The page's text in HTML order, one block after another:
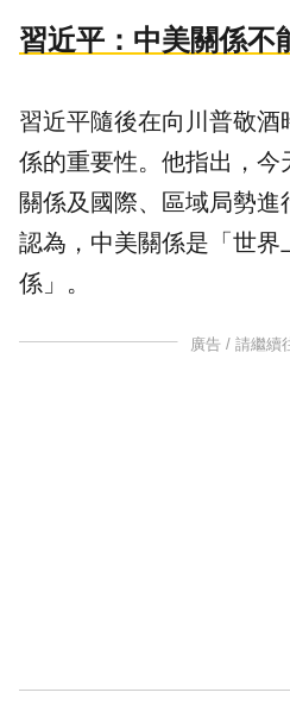
習近平：中美關係不
習近平隨後在向川普敬酒
係的重要性。他指出，今
關係及國際、區域局勢
認為，中美關係是「世界
係」。
廣告 / 請繼續